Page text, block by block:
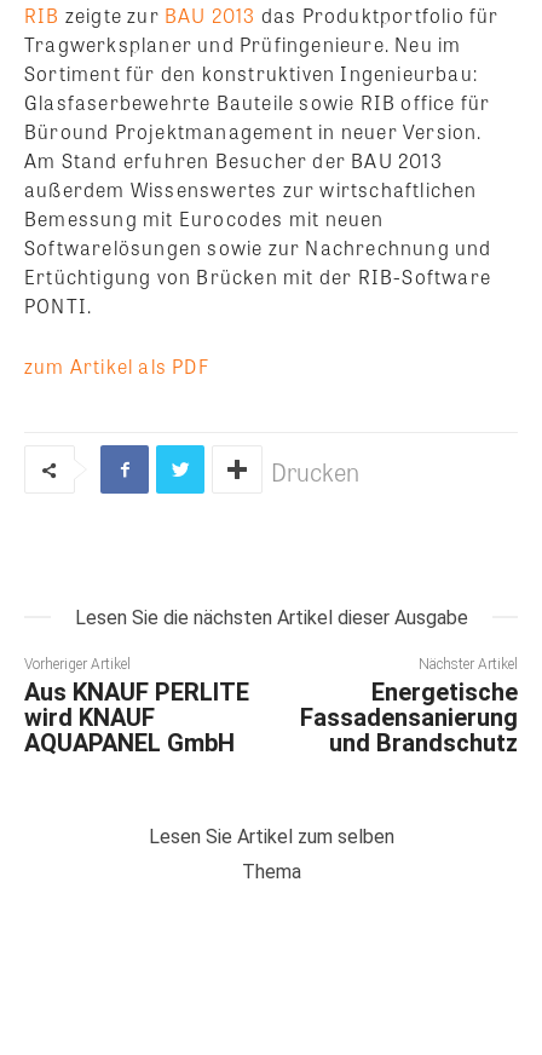
RIB zeigte zur BAU 2013 das Produktportfolio für
Tragwerksplaner und Prüfingenieure. Neu im
Sortiment für den konstruktiven Ingenieurbau:
Glasfaserbewehrte Bauteile sowie RIB office für
Büround Projektmanagement in neuer Version.
Am Stand erfuhren Besucher der BAU 2013
außerdem Wissenswertes zur wirtschaftlichen
Bemessung mit Eurocodes mit neuen
Softwarelösungen sowie zur Nachrechnung und
Ertüchtigung von Brücken mit der RIB-Software
PONTI.
zum Artikel als PDF
Drucken
Lesen Sie die nächsten Artikel dieser Ausgabe
Vorheriger Artikel
Aus KNAUF PERLITE
wird KNAUF
AQUAPANEL GmbH
Nächster Artikel
Energetische
Fassadensanierung
und Brandschutz
Lesen Sie Artikel zum selben
Thema